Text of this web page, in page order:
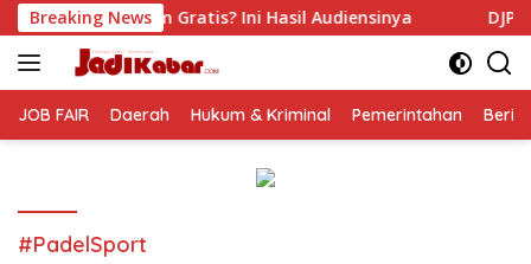
Langsung
ke
konten
Breaking News
Ini Hasil Audiensinya DJP Jawa Timur
JOB FAIR Daerah Hukum & Kriminal Pemerintahan
#PadelSport